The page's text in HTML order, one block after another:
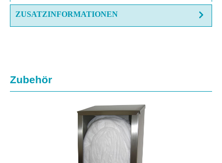
ZUSATZINFORMATIONEN
Produktgalerie überspringen
Zubehör